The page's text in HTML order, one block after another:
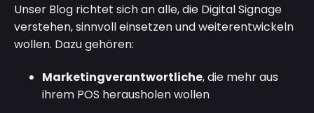
Unser Blog richtet sich an alle, die Digital Signage
verstehen, sinnvoll einsetzen und weiterentwickeln
wollen. Dazu gehören:
Marketingverantwortliche, die mehr aus
ihrem POS herausholen wollen